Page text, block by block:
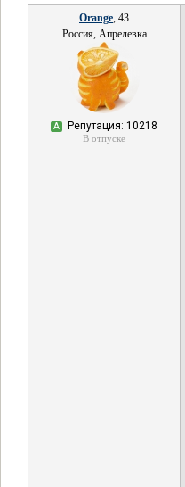
Orange, 43
Россия, Апрелевка
А Репутация: 10218
В отпуске